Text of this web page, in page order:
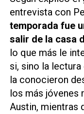
entrevista con
temporada fue
salir de la casa
lo que más le
si, sino la
la conocieron
los más jóvenes
Austin, mientras